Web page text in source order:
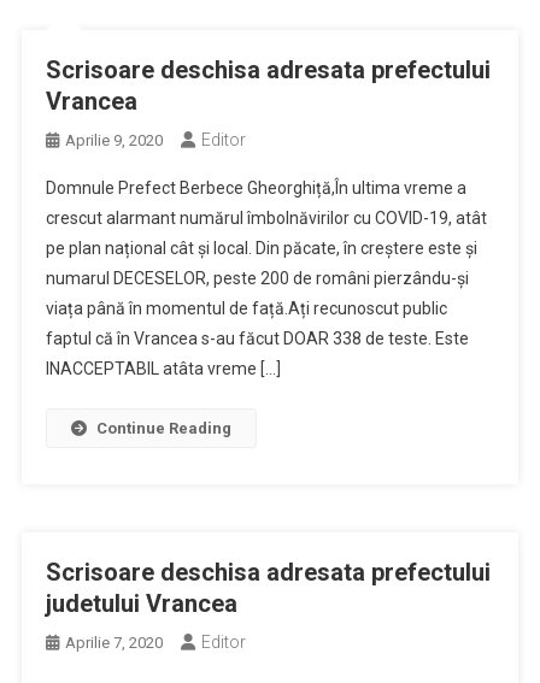
Scrisoare deschisa adresata prefectului
Vrancea
Aprilie 9, 2020 Editor
Domnule Prefect Berbece Gheorghiță,În ultima vreme a
crescut alarmant numărul îmbolnăvirilor cu COVID-19, atât
pe plan național cât și local. Din păcate, în creștere este și
numarul DECESELOR, peste 200 de români pierzându-și
viața până în momentul de față.Ați recunoscut public
faptul că în Vrancea s-au făcut DOAR 338 de teste. Este
INACCEPTABIL atâta vreme […]
Continue Reading
Scrisoare deschisa adresata prefectului
judetului Vrancea
Aprilie 7, 2020 Editor